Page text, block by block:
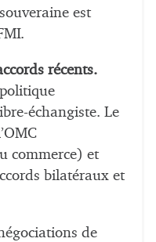
est
récents.
échangiste. Le
commerce) et
bilatéraux et
de